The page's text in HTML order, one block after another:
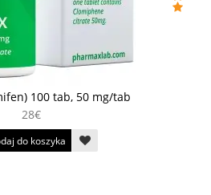
100 tab, 50 mg/tab
28€
do koszyka